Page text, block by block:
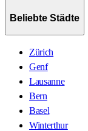
Beliebte Städte
Zürich
Genf
Lausanne
Bern
Basel
Winterthur